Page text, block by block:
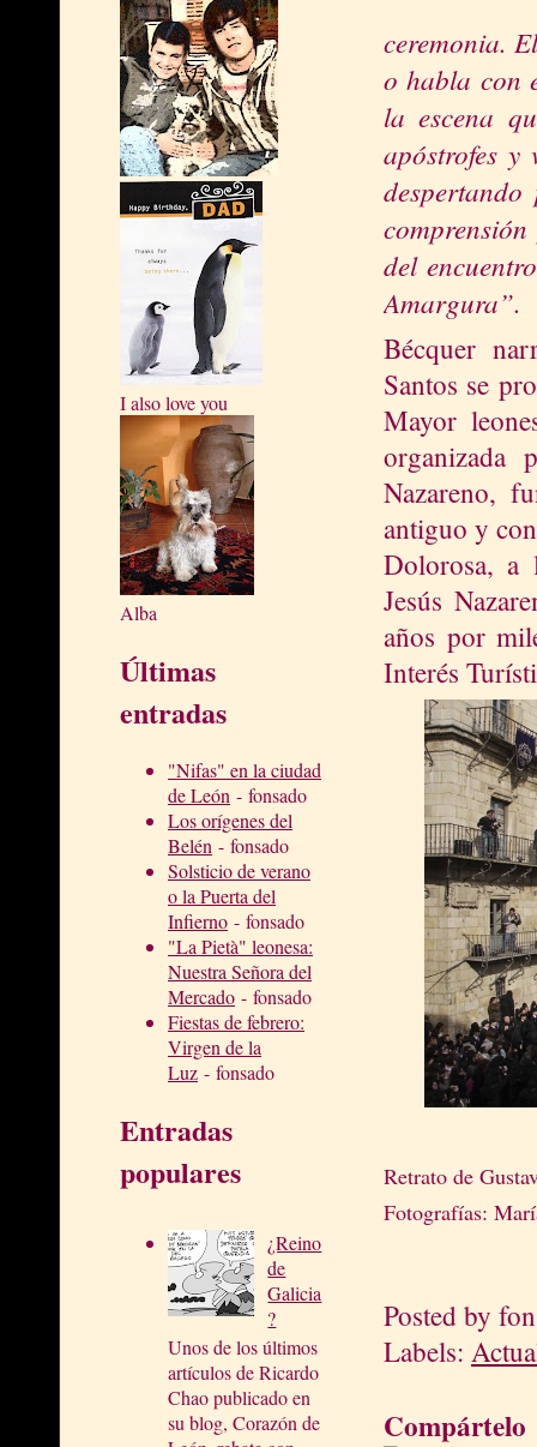
I also love you
Alba
Últimas
entradas
"Nifas" en la ciudad
de León - fonsado
Los orígenes del
Belén - fonsado
Solsticio de verano
o la Puerta del
Infierno - fonsado
"La Pietà" leonesa:
Nuestra Señora del
Mercado - fonsado
Fiestas de febrero:
Virgen de la
Luz - fonsado
Entradas
populares
¿Reino
de
Galicia
?
Unos de los últimos
artículos de Ricardo
Chao publicado en
su blog, Corazón de
ceremonia.
o habla con
la escena
apóstrofes y
del
Amargura”.
Bécquer
Santos se
Mayor
organizada
Nazareno,
antiguo y
Dolorosa, a
Jesús
años por
Interés
Retrato de
Fotografías:
Posted by
Labels:
Compártelo